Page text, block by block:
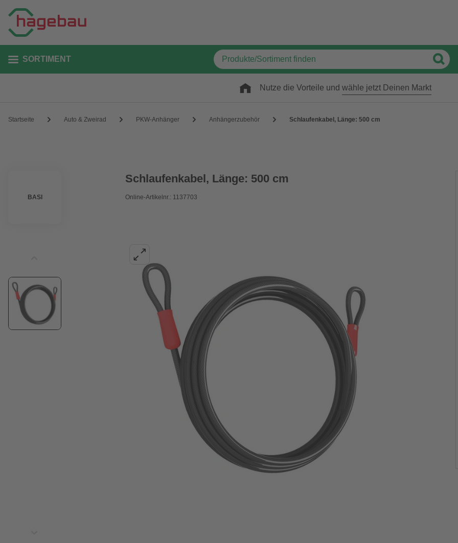
SORTIMENT
Nutze die Vorteile und wähle jetzt Deinen Markt
Startseite Auto & Zweirad PKW-Anhänger Anhängerzubehör Schlaufenkabel, Länge: 500 cm
BASI
Schlaufenkabel, Länge: 500 cm
Online-Artikelnr.: 1137703